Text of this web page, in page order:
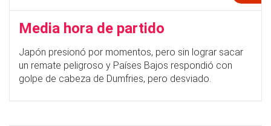
Media hora de partido
Japón presionó por momentos, pero sin lograr sacar
un remate peligroso y Países Bajos respondió con
golpe de cabeza de Dumfries, pero desviado.